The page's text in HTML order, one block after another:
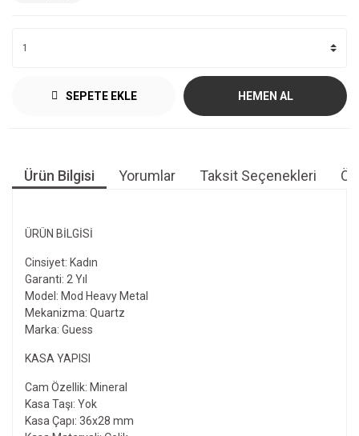
SEPETE EKLE HEMEN AL
Ürün Bilgisi Yorumlar Taksit Seçenekleri
ÜRÜN BILGISI
Cinsiyet: Kadın
Garanti: 2 Yıl
Model: Mod Heavy Metal
Mekanizma: Quartz
Marka: Guess
KASA YAPISI
Cam Özellik: Mineral
Kasa Taşı: Yok
Kasa Çapı: 36x28 mm